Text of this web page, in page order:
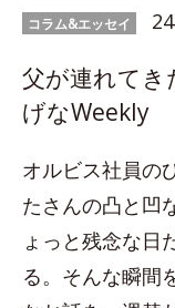
コラム&エッセイ
父が連れてき
げなWeekly
オルビス社員の
たさんの凸と凹
ょっと残念な日
る。そんな瞬間